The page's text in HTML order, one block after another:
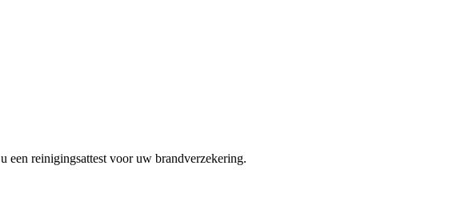
een reinigingsattest voor uw brandverzekering.